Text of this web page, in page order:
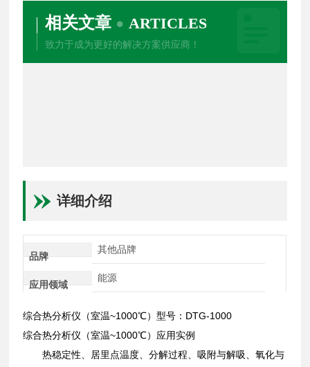
相关文章 ARTICLES
致力于成为更好的解决方案供应商！
详细介绍
品牌
其他品牌
应用领域
能源
综合热分析仪（室温~1000℃）型号：DTG-1000
综合热分析仪（室温~1000℃）应用实例
热稳定性、居里点温度、分解过程、吸附与解吸、氧化与